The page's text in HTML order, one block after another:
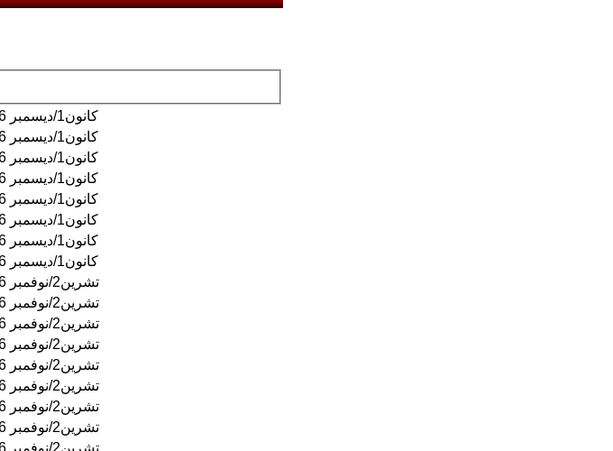
07 كانون1/ديسمبر 2016
06 كانون1/ديسمبر 2016
05 كانون1/ديسمبر 2016
05 كانون1/ديسمبر 2016
04 كانون1/ديسمبر 2016
04 كانون1/ديسمبر 2016
04 كانون1/ديسمبر 2016
03 كانون1/ديسمبر 2016
30 تشرين2/نوفمبر 2016
30 تشرين2/نوفمبر 2016
29 تشرين2/نوفمبر 2016
28 تشرين2/نوفمبر 2016
27 تشرين2/نوفمبر 2016
27 تشرين2/نوفمبر 2016
27 تشرين2/نوفمبر 2016
26 تشرين2/نوفمبر 2016